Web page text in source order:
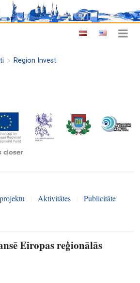
Region Invest
Aktivitātes Publicitāte
Eiropas reģionālās